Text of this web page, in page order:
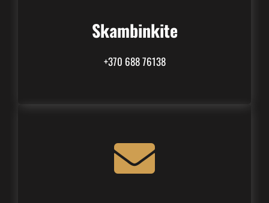
Skambinkite
+370 688 76138